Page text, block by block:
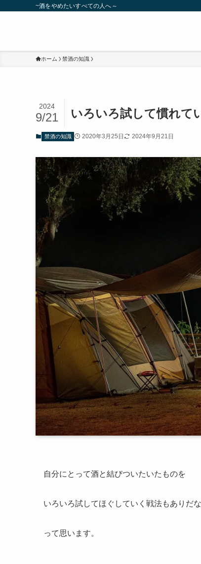
~酒をやめたいすべての人へ～
ホーム 禁酒の知識
いろいろ試して慣れて
2024
9/21
禁酒の知識 2020年3月25日 2024年9月21日
自分にとって酒と結びついたいたものを
いろいろ試してほぐしていく戦法もありだな
って思います。